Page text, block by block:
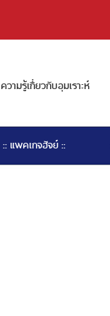
ความรู้เกี่ยวกับอุมเราะห์
:: แพคเกจฮัจย์ ::